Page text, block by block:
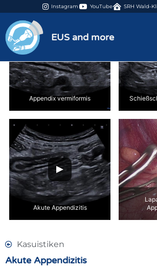
Instagram YouTube SRH Wald-
EUS and more
Appendix vermiformis
Akute Appendizitis
Kasuistiken
Akute Appendizitis